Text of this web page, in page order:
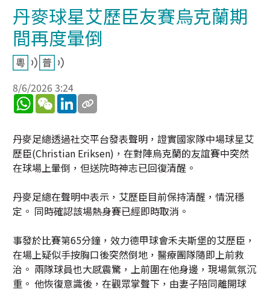
丹麥球星艾歷臣友賽烏克蘭期
間再度暈倒
8/6/2026 3:24
WhatsApp
WeChatLinkedIn
丹麥足總透過社交平台發表聲明，證實國家隊中場球星艾
歷臣(Christian Eriksen)，在對陣烏克蘭的友誼賽中突然
在球場上暈倒，但送院時神志已回復清醒。
丹麥足總在聲明中表示，艾歷臣目前保持清醒，情況穩
定。 同時確認該場熱身賽已經即時取消。
事發於比賽第65分鐘，效力德甲球會禾夫斯堡的艾歷臣，
在場上疑似手按胸口後突然倒地，醫療團隊隨即上前救
治。 兩隊球員也大感震驚，上前圍在他身邊，現場氣氛沉
重。 他恢復意識後，在觀眾掌聲下，由妻子陪同離開球